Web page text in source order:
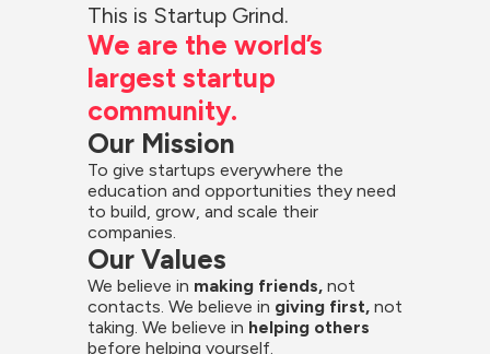
This is Startup Grind.
We are the world’s
largest startup
community.
Our Mission
To give startups everywhere the
education and opportunities they need
to build, grow, and scale their
companies.
Our Values
We believe in making friends, not
contacts. We believe in giving first, not
taking. We believe in helping others
before helping yourself.